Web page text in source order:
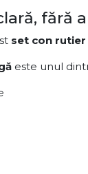
fără
set con
este unul